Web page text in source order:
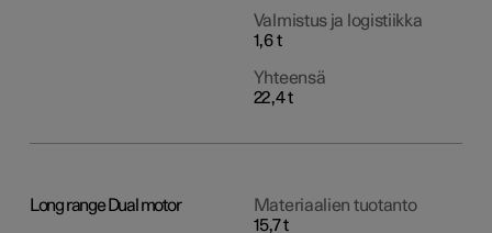
Valmistus ja logistiikka
1,6 t
Yhteensä
22,4 t
Long range Dual motor
Materiaalien tuotanto
15,7 t